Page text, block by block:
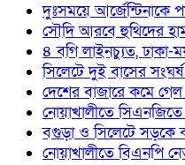
দুঃসময়ে আর্জেন্টিনাকে
সৌদি আরবে হুথিদের
৪ বগি লাইনচ্যুত, ঢাকা-
সিলেটে দুই বাসের
দেশের বাজারে কমে
নোয়াখালীতে সিএনজিতে
বগুড়া ও সিলেটে সড়কে
নোয়াখালীতে বিএনপি